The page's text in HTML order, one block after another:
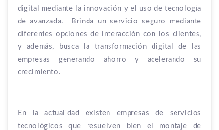
digital mediante la innovación y el uso de tecnología
de avanzada.
Brinda un servicio seguro mediante
diferentes opciones de interacción con los clientes,
y además, busca la transformación digital de las
empresas generando ahorro y acelerando su
crecimiento.
En la actualidad existen empresas de servicios
tecnológicos que resuelven bien el montaje de